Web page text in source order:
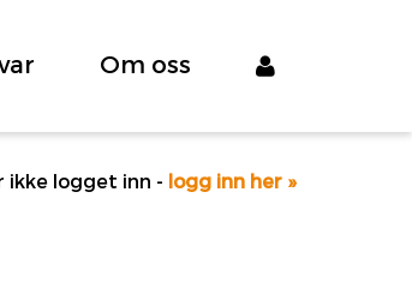
Om oss
ikke logget inn - logg inn her »